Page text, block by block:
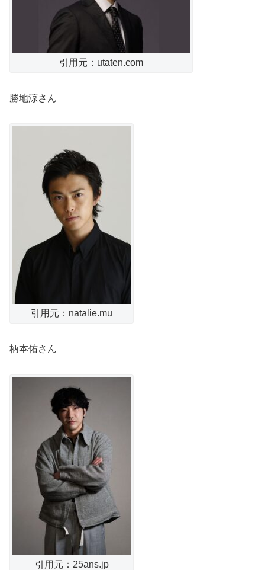
引用元：utaten.com
勝地涼さん
引用元：natalie.mu
柄本佑さん
引用元：25ans.jp